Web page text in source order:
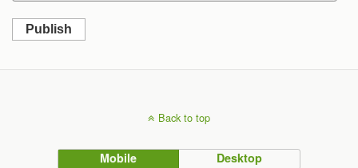
Publish
Back to top
Mobile Desktop